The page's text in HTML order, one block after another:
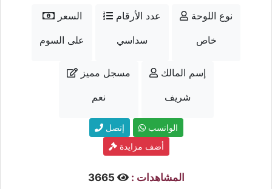
السعر
على السوم
عدد الأرقام
سداسي
نوع اللوحة
خاص
مسجل مميز
نعم
إسم المالك
شريف
إتصل
الواتسب
أضف مزايدة
المشاهدات :